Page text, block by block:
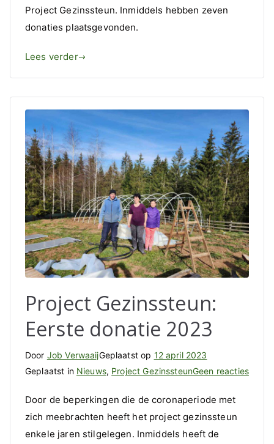
Project Gezinssteun. Inmiddels hebben zeven
donaties plaatsgevonden.
Lees verder
Project Gezinssteun:
Eerste donatie 2023
Door Job VerwaaijGeplaatst op 12 april 2023
Geplaatst in Nieuws, Project GezinssteunGeen reactiesop
Door de beperkingen die de coronaperiode met
zich meebrachten heeft het project gezinssteun
enkele jaren stilgelegen. Inmiddels heeft de